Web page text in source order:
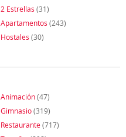
2 Estrellas (31)
Apartamentos (243)
Hostales (30)
Animación(47)
Gimnasio(319)
Restaurante(717)